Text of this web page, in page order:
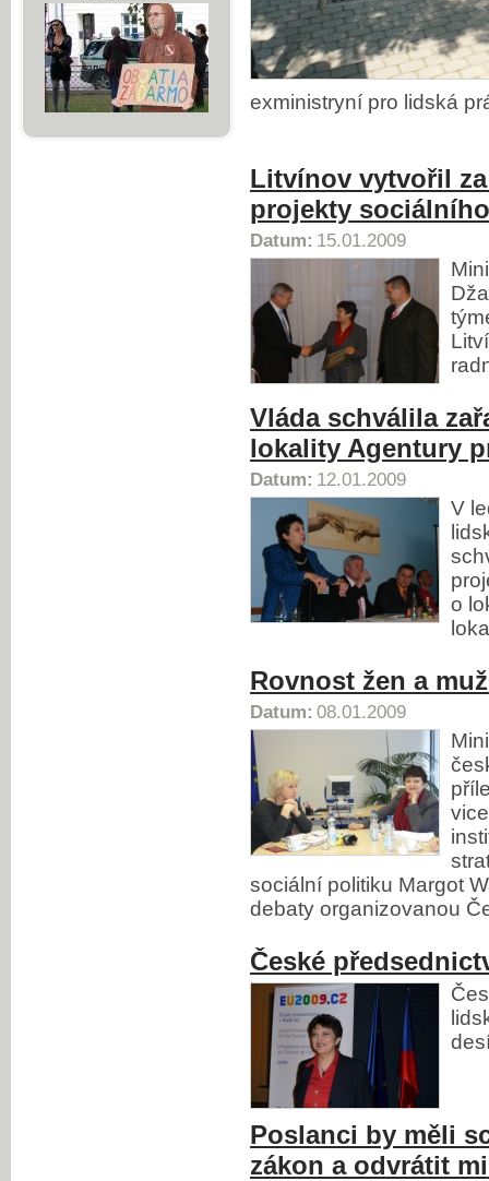
exministryní pro lidská
Litvínov vytvořil
projekty
Datum: 15.01.2009
Vláda schválila
lokality Agentury
Datum: 12.01.2009
V
o
Rovnost žen a
Datum: 08.01.2009
sociální politiku Margot
debaty organizovanou
České
Poslanci by měli
zákon a odvrátit